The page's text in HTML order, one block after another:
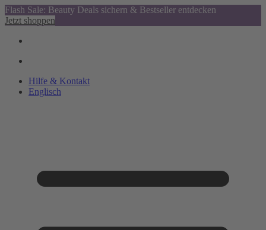
Flash Sale: Beauty Deals sichern & Bestseller entdecken
Jetzt shoppen
Hilfe & Kontakt
Englisch